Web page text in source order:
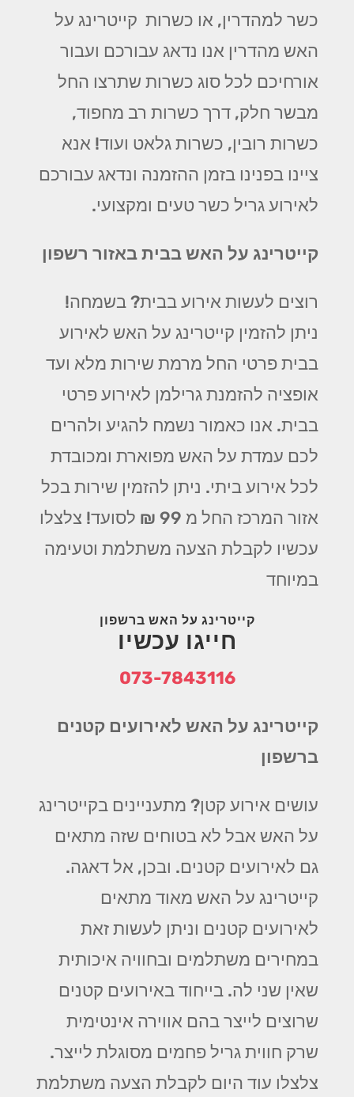
כשר למהדרין, או כשרות קייטרינג על
האש מהדרין אנו נדאג עבורכם ועבור
אורחיכם לכל סוג כשרות שתרצו החל
מבשר חלק, דרך כשרות רב מחפוד,
כשרות רובין, כשרות גלאט ועוד! אנא
ציינו בפנינו בזמן ההזמנה ונדאג עבורכם
לאירוע גריל כשר טעים ומקצועי.
קייטרינג על האש בבית באזור רשפון
רוצים לעשות אירוע בבית? בשמחה!
ניתן להזמין קייטרינג על האש לאירוע
בבית פרטי החל מרמת שירות מלא ועד
אופציה להזמנת גרילמן לאירוע פרטי
בבית. אנו כאמור נשמח להגיע ולהרים
לכם עמדת על האש מפוארת ומכובדת
לכל אירוע ביתי. ניתן להזמין שירות בכל
אזור המרכז החל מ 99 ₪ לסועד! צלצלו
עכשיו לקבלת הצעה משתלמת וטעימה
במיוחד
קייטרינג על האש ברשפון
חייגו עכשיו
073-7843116
קייטרינג על האש לאירועים קטנים
ברשפון
עושים אירוע קטן? מתעניינים בקייטרינג
על האש אבל לא בטוחים שזה מתאים
גם לאירועים קטנים. ובכן, אל דאגה.
קייטרינג על האש מאוד מתאים
לאירועים קטנים וניתן לעשות זאת
במחירים משתלמים ובחוויה איכותית
שאין שני לה. בייחוד באירועים קטנים
שרוצים לייצר בהם אווירה אינטימית
שרק חווית גריל פחמים מסוגלת לייצר.
צלצלו עוד היום לקבלת הצעה משתלמת